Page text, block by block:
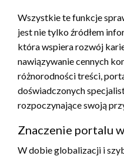
Wszystkie te funkcje
jest nie tylko źródłem
która wspiera rozwój
nawiązywanie cennych
różnorodności treści,
doświadczonych
rozpoczynające swoją
Znaczenie portalu
W dobie globalizacji i